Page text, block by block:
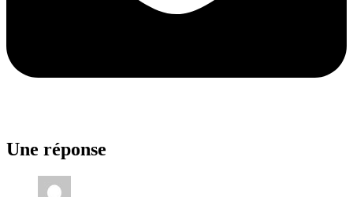
Une réponse